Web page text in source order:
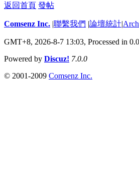
返回首頁 發帖
Comsenz Inc. |聯繫我們 |論壇統計|
GMT+8, 2026-8-7 13:03, Processed in
Powered by Discuz! 7.0.0
© 2001-2009 Comsenz Inc.